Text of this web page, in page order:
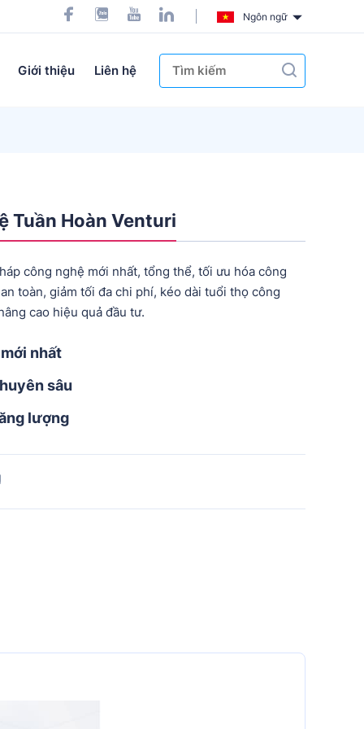
Ngôn ngữ
Giới thiệu Liên hệ
Tuần Hoàn Venturi
công nghệ mới nhất, tổng thể, tối ưu hóa công
toàn, giảm tối đa chi phí, kéo dài tuổi thọ công
cao hiệu quả đầu tư.
nhất
sâu
lượng